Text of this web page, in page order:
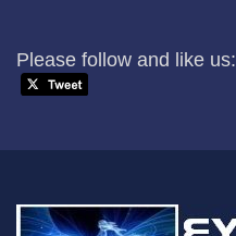
Please follow and like us: